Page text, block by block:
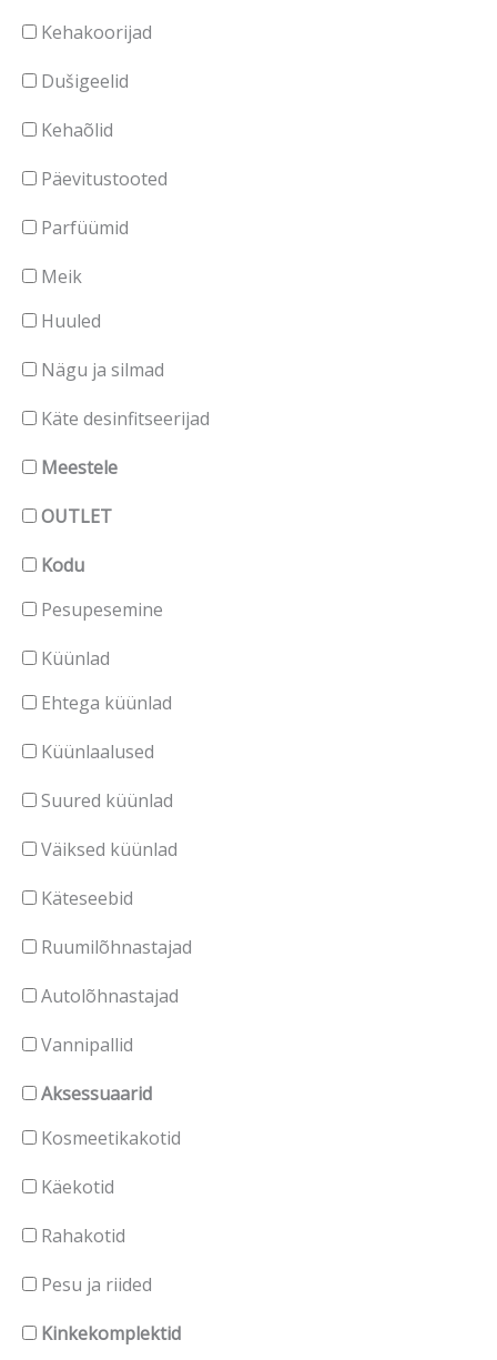
Kehakoorijad
Dušigeelid
Kehaõlid
Päevitustooted
Parfüümid
Meik
Huuled
Nägu ja silmad
Käte desinfitseerijad
Meestele
OUTLET
Kodu
Pesupesemine
Küünlad
Ehtega küünlad
Küünlaalused
Suured küünlad
Väiksed küünlad
Käteseebid
Ruumilõhnastajad
Autolõhnastajad
Vannipallid
Aksessuaarid
Kosmeetikakotid
Käekotid
Rahakotid
Pesu ja riided
Kinkekomplektid